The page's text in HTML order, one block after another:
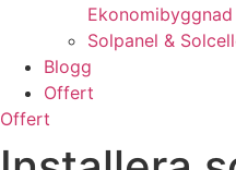
Ekonomibyggnad
Solpanel &
Blogg
Offert
Offert